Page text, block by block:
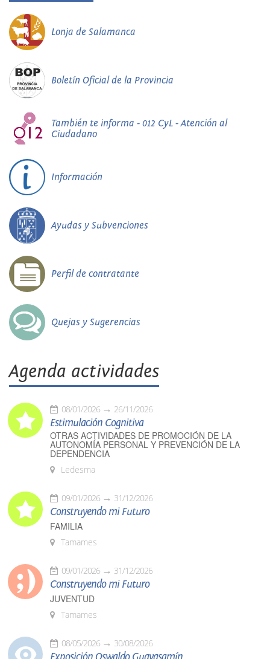
Lonja de Salamanca
Boletín Oficial de la Provincia
También te informa - 012 CyL - Atención al
Ciudadano
Información
Ayudas y Subvenciones
Perfil de contratante
Quejas y Sugerencias
Agenda actividades
08/01/2026 26/11/2026
Estimulación Cognitiva
OTRAS ACTIVIDADES DE PROMOCIÓN DE LA
AUTONOMÍA PERSONAL Y PREVENCIÓN DE LA
DEPENDENCIA
Ledesma
09/01/2026 31/12/2026
Construyendo mi Futuro
FAMILIA
Tamames
09/01/2026 31/12/2026
Construyendo mi Futuro
JUVENTUD
Tamames
08/05/2026 30/08/2026